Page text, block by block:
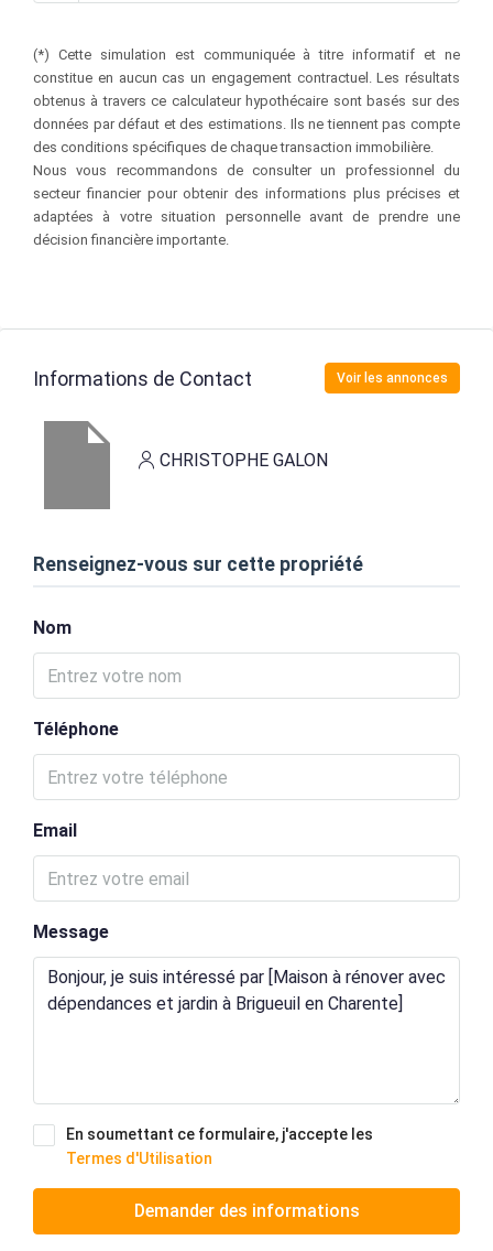
(*) Cette simulation est communiquée à titre informatif et ne
constitue en aucun cas un engagement contractuel. Les résultats
obtenus à travers ce calculateur hypothécaire sont basés sur des
données par défaut et des estimations. Ils ne tiennent pas compte
des conditions spécifiques de chaque transaction immobilière.
Nous vous recommandons de consulter un professionnel du
secteur financier pour obtenir des informations plus précises et
adaptées à votre situation personnelle avant de prendre une
décision financière importante.
Informations de Contact Voir les annonces
CHRISTOPHE GALON
Renseignez-vous sur cette propriété
Nom
Téléphone
Email
Message
En soumettant ce formulaire, j'accepte les
Termes d'Utilisation
Demander des informations